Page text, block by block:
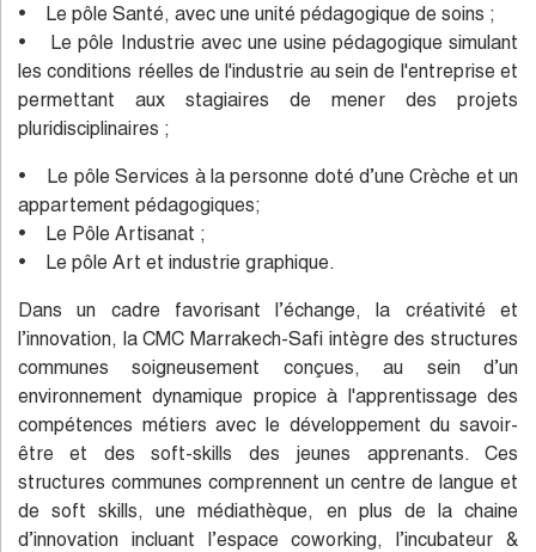
• Le pôle Santé, avec une unité pédagogique de soins ;
• Le pôle Industrie avec une usine pédagogique simulant
les conditions réelles de l'industrie au sein de l'entreprise et
permettant aux stagiaires de mener des projets
pluridisciplinaires ;
• Le pôle Services à la personne doté d’une Crèche et un
appartement pédagogiques;
• Le Pôle Artisanat ;
• Le pôle Art et industrie graphique.
Dans un cadre favorisant l’échange, la créativité et
l’innovation, la CMC Marrakech-Safi intègre des structures
communes soigneusement conçues, au sein d’un
environnement dynamique propice à l'apprentissage des
compétences métiers avec le développement du savoir-
être et des soft-skills des jeunes apprenants. Ces
structures communes comprennent un centre de langue et
de soft skills, une médiathèque, en plus de la chaine
d’innovation incluant l’espace coworking, l’incubateur &